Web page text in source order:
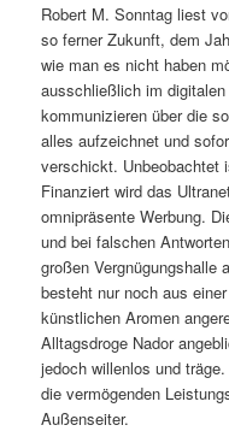
Robert M. Sonntag liest
so ferner Zukunft, dem
wie man es nicht haben
ausschließlich im
kommunizieren über die
alles aufzeichnet und
verschickt. Unbeobachtet
Finanziert wird das
omnipräsente Werbung.
und bei falschen
großen Vergnügungshalle
besteht nur noch aus
künstlichen Aromen
Alltagsdroge Nador
jedoch willenlos und
die vermögenden
Außenseiter.